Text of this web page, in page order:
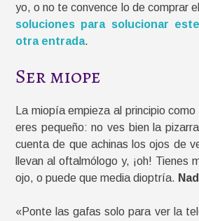
yo, o no te convence lo de comprar
soluciones para solucionar
otra entrada.
Ser miope
La miopía empieza al principio
eres pequeño: no ves bien la
cuenta de que achinas los ojos de
llevan al oftalmólogo y, ¡oh! Tienes
ojo, o puede que media dioptría.
«Ponte las gafas solo para ver la